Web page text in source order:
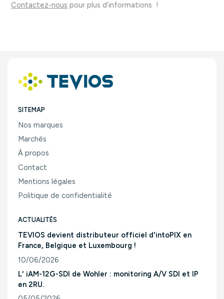
Contactez-nous pour plus d’informations !
SITEMAP
Nos marques
Marchés
À propos
Contact
Mentions légales
Politique de confidentialité
ACTUALITÉS
TEVIOS devient distributeur officiel d'intoPIX en
France, Belgique et Luxembourg !
10/06/2026
Consulter l'article "TEVIOS devient distributeur officiel
L' iAM-12G-SDI de Wohler : monitoring A/V SDI et IP
en 2RU.